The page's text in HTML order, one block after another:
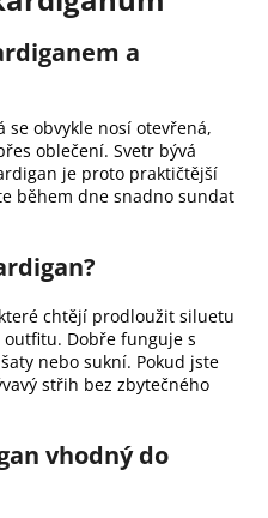
a
obvykle nosí otevřená,
oblečení. Svetr bývá
je proto praktičtější
během dne snadno sundat
chtějí prodloužit siluetu
Dobře funguje s
nebo sukní. Pokud jste
střih bez zbytečného
vhodný do